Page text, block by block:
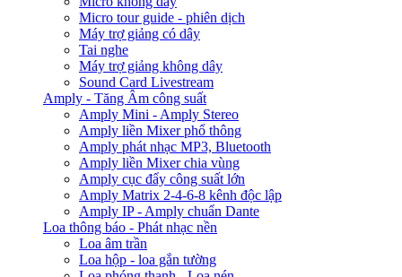
Micro tour guide - phiên dịch
Máy trợ giảng có dây
Tai nghe
Máy trợ giảng không dây
Sound Card Livestream
Amply - Tăng Âm công suất
Amply Mini - Amply Stereo
Amply liền Mixer phổ thông
Amply phát nhạc MP3, Bluetooth
Amply liền Mixer chia vùng
Amply cục đẩy công suất lớn
Amply Matrix 2-4-6-8 kênh độc lập
Amply IP - Amply chuẩn Dante
Loa thông báo - Phát nhạc nền
Loa âm trần
Loa hộp - loa gắn tường